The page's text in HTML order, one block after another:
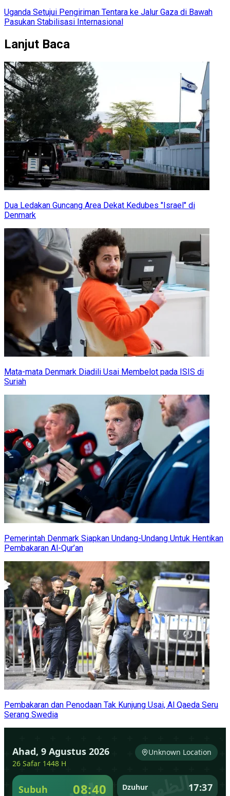
Uganda Setujui Pengiriman Tentara ke Jalur Gaza di Bawah
Pasukan Stabilisasi Internasional
Lanjut Baca
Dua Ledakan Guncang Area Dekat Kedubes "Israel" di
Denmark
Mata-mata Denmark Diadili Usai Membelot pada ISIS di
Suriah
Pemerintah Denmark Siapkan Undang-Undang Untuk Hentikan
Pembakaran Al-Qur’an
Pembakaran dan Penodaan Tak Kunjung Usai, Al Qaeda Seru
Serang Swedia